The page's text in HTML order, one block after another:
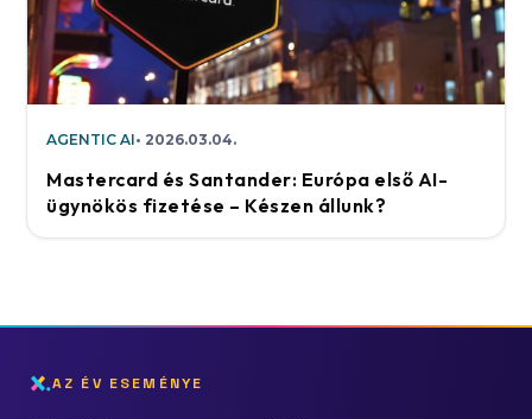
AGENTIC AI 2026.03.04.
Mastercard és Santander: Európa első AI-
ügynökös fizetése – Készen állunk?
AZ ÉV ESEMÉNYE